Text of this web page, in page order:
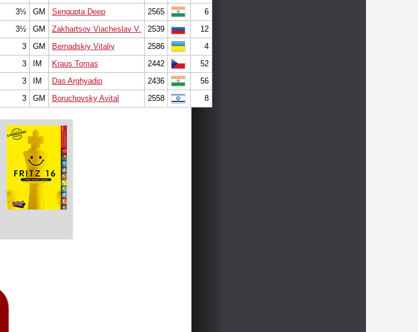
3½ GM Sengupta Deep 2565
6
3½ GM Zakhartsov Viacheslav V. 2539
12
3 GM Bernadskiy Vitaliy 2586
4
3 IM Kraus Tomas 2442
52
3 IM Das Arghyadip 2436
56
3 GM Boruchovsky Avital 2558 8